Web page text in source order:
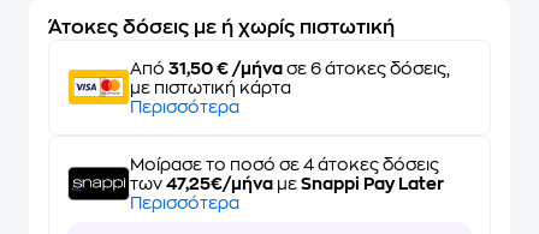
Άτοκες δόσεις με ή χωρίς πιστωτική
Από 31,50 € /μήνα σε 6 άτοκες δόσεις,
με πιστωτική κάρτα
Περισσότερα
Μοίρασε το ποσό σε 4 άτοκες δόσεις
των 47,25€/μήνα με Snappi Pay Later
Περισσότερα